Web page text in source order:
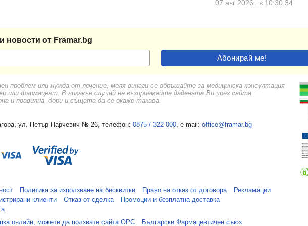
с. Градинарово
чифлик
Близнаци
Киселово, обл. Варна
Девня
07 авг 2026г. в 10:30:34
новости от Framar.bg
проблем или нужда от лечение, моля винаги се обръщайте за медицинска консултация
или фармацевт. В никакъв случай не възприемайте дадената Ви чрез сайта
и правилна, дори и същата да се окаже такава.
ул. Петър Парчевич № 26, телефон: 0875 / 322 000 , e-mail: office@framar.bg
Политика за използване на бисквитки Право на отказ от договора
Рекламации
клиенти Отказ от сделка
Промоции и безплатна доставка
онлайн, можете да ползвате сайта ОРС
Български Фармацевтичен съюз